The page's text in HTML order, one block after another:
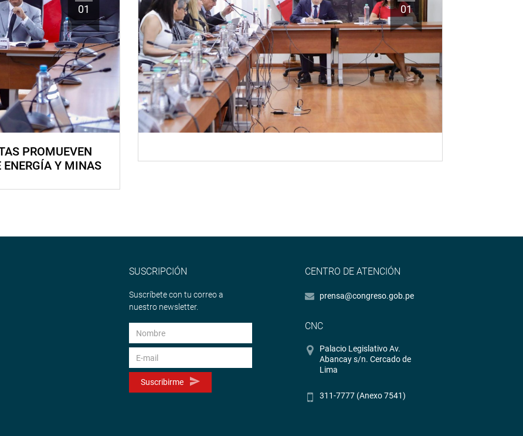
01
PROMUEVEN
ENERGÍA Y MINAS
01
SUSCRIPCIÓN
Suscríbete con tu correo a
nuestro newsletter.
Suscribirme
CENTRO DE ATENCIÓN
prensa@congreso.gob.pe
CNC
Palacio Legislativo Av.
Abancay s/n. Cercado de
Lima
311-7777 (Anexo 7541)